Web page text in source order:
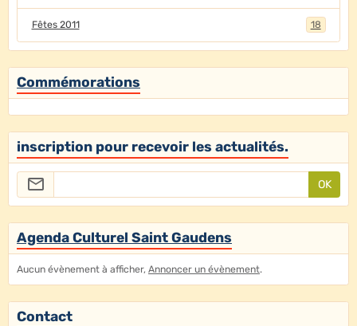
Fêtes 2011 18
Commémorations
inscription pour recevoir les actualités.
OK
Agenda Culturel Saint Gaudens
Aucun évènement à afficher, Annoncer un évènement.
Contact